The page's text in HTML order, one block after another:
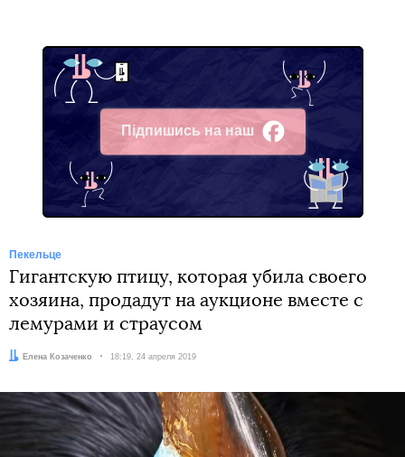
Підпишись на наш
Facebook
Пекельце
Гигантскую птицу, которая убила своего
хозяина, продадут на аукционе вместе с
лемурами и страусом
Автор:Елена Козаченко Дата:
18:19, 24 апреля 2019